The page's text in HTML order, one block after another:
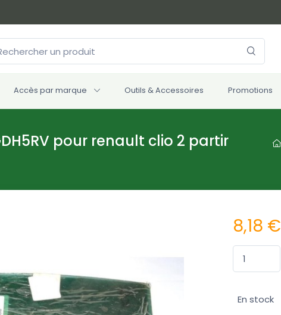
Accès par marque Outils & Accessoires Promotions
pour renault clio 2 partir
8,18 €
En stock